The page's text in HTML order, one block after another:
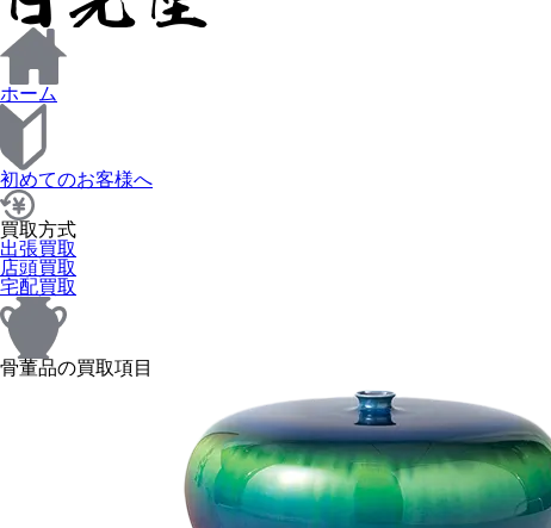
ホーム
初めてのお客様へ
買取方式
出張買取
店頭買取
宅配買取
骨董品の買取項目